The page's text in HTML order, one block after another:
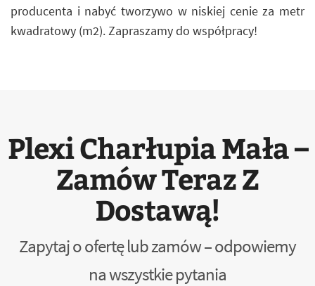
producenta i nabyć tworzywo w niskiej cenie za metr
kwadratowy (m2). Zapraszamy do współpracy!
Plexi Charłupia Mała –
Zamów Teraz Z
Dostawą!
Zapytaj o ofertę lub zamów – odpowiemy
na wszystkie pytania